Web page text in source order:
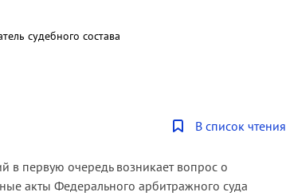
судебного состава
В список чтения
в первую очередь возникает вопрос о
акты Федерального арбитражного суда